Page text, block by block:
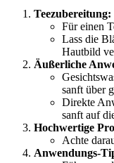
Teezubereitung:
Für einen
Lass die
Hautbild
Äußerliche
sanft über
Direkte
sanft auf
Hochwertige
Achte
Anwendungs-